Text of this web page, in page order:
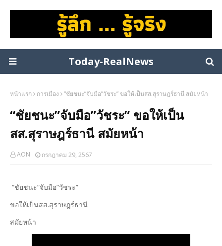
Today-RealNews
หน้าแรก การเมือง “ชัยชนะ”จับมือ”วัชระ” ขอให้เป็นสส.สุราษฎร์ธานี สมัยหน้า
“ชัยชนะ”จับมือ”วัชระ” ขอให้เป็น
สส.สุราษฎร์ธานี สมัยหน้า
AON กรกฎาคม 29, 2567
“ชัยชนะ”จับมือ”วัชระ”
ขอให้เป็นสส.สุราษฎร์ธานี
สมัยหน้า